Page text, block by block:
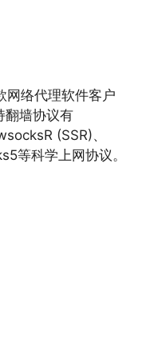
络代理软件客户
翻墙协议有
(SSR)、
等科学上网协议。